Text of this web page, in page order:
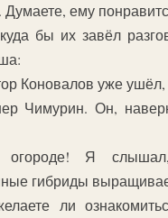
ему
бы их завёл
Коновалов уже ушёл,
Чимурин. Он,
Я слышал,
гибриды
ли